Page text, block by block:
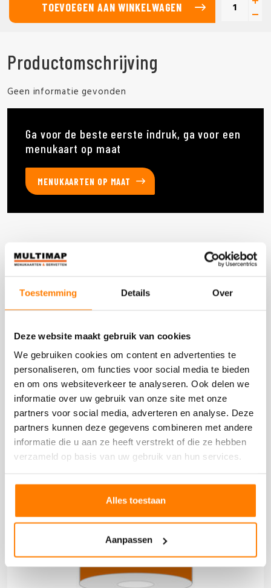
Toestemming Details Over
Deze website maakt gebruik van cookies
We gebruiken cookies om content en advertenties te
personaliseren, om functies voor social media te bieden
en om ons websiteverkeer te analyseren. Ook delen we
informatie over uw gebruik van onze site met onze
partners voor social media, adverteren en analyse. Deze
partners kunnen deze gegevens combineren met andere
informatie die u aan ze heeft verstrekt of die ze hebben
verzameld op basis van uw gebruik van hun services.
Alles toestaan
Aanpassen
TOEVOEGEN AAN WINKELWAGEN
Productomschrijving
Geen informatie gevonden
Ga voor de beste eerste indruk, ga voor een
menukaart op maat
MENUKAARTEN OP MAAT
Deze producten heb je eerder bekeken
DOOS 1 STUKS